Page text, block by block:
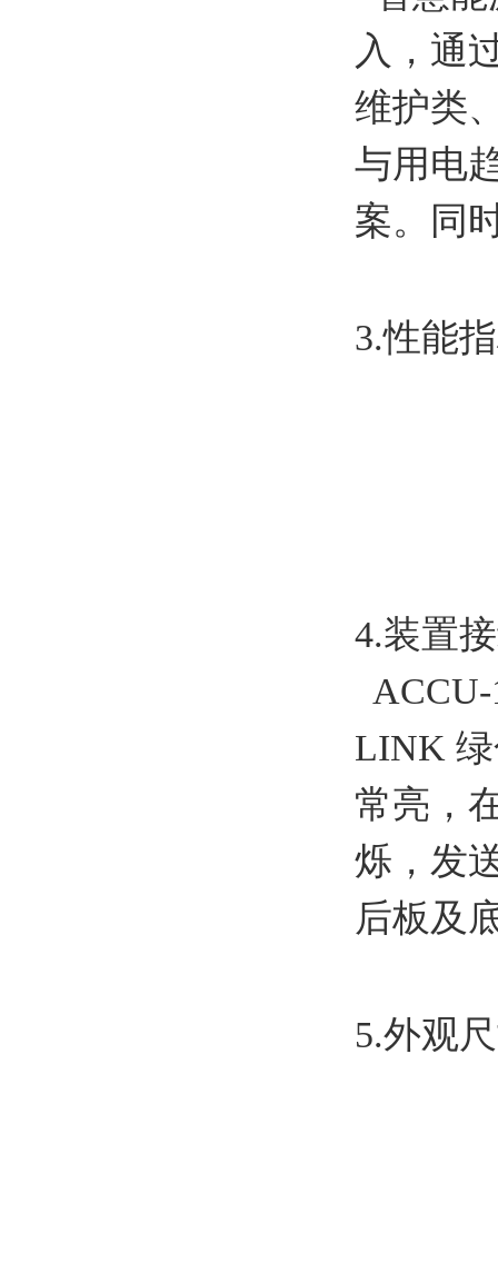
入，通
维护类
与用电
案。同
3.性能
4.装置
LINK 绿
常亮，
烁，发
后板及
5.外观